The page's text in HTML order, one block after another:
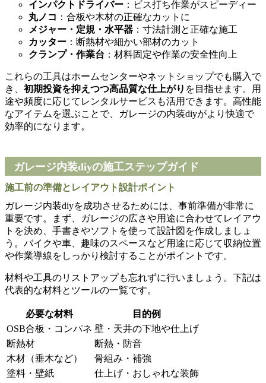
インパクトドライバー ：ビス打ち作業がスピーディー
丸ノコ ：合板や木材の正確なカットに
メジャー・定規・水平器 ：寸法計測と正確な施工
カッター ：断熱材や細かい部材のカット
クランプ・作業台 ：材料固定や作業の安全性向上
これらの工具はホームセンターやネットショップでも購入で
き、 初期投資を抑えつつ高品質な仕上がり を目指せます。用
途や頻度に応じてレンタルサービスも活用できます。高性能
なアイテムを選ぶことで、ガレージの内装diyがより快適で
効率的になります。
ガレージ内装diyの施工ステップガイド
施工前の準備とレイアウト設計ポイント
ガレージ内装diyを成功させるためには、事前準備が非常に
重要です。まず、ガレージの広さや用途に合わせてレイアウ
トを決め、手書きやソフトを使って設計図を作成しましょ
う。バイクや車、趣味のスペースなど用途に応じて収納位置
や作業導線をしっかり検討することがポイントです。
材料や工具のリストアップも忘れずに行いましょう。下記は
代表的な材料とツールの一覧です。
必要な材料
目的例
OSB合板・コンパネ 壁・天井の下地や仕上げ
断熱材
断熱・防音
木材（垂木など）
骨組み・補強
塗料・壁紙
仕上げ・おしゃれな装飾